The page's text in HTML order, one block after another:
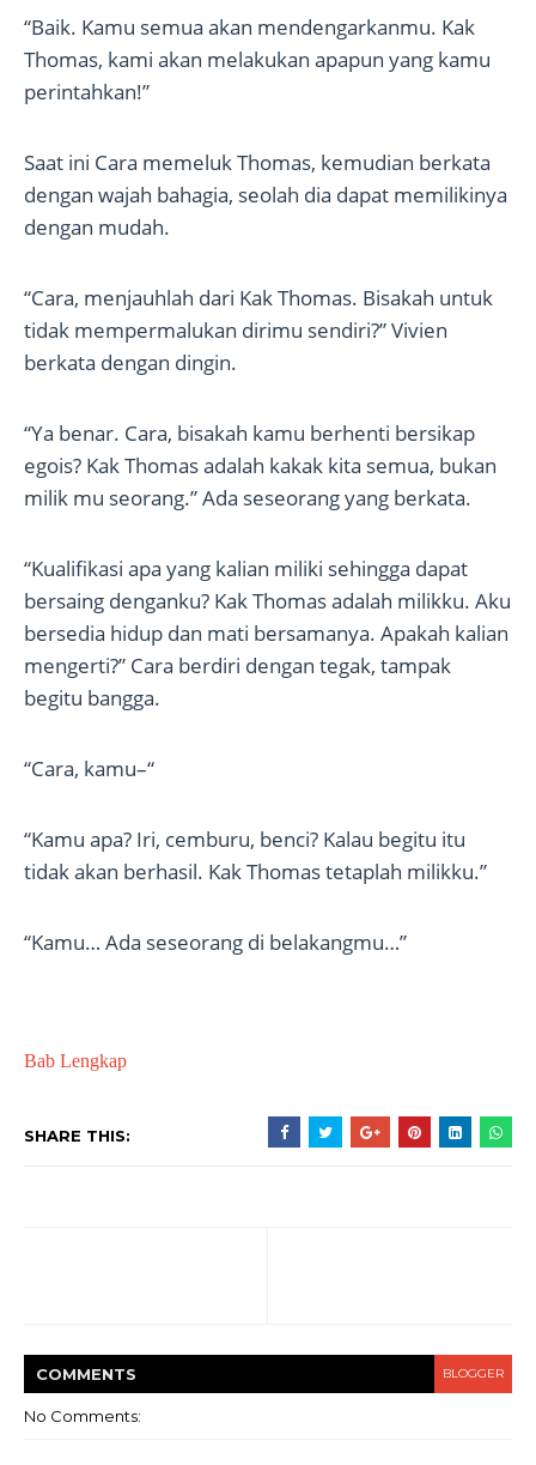
“Baik. Kamu semua akan mendengarkanmu. Kak
Thomas, kami akan melakukan apapun yang kamu
perintahkan!”
Saat ini Cara memeluk Thomas, kemudian berkata
dengan wajah bahagia, seolah dia dapat memilikinya
dengan mudah.
“Cara, menjauhlah dari Kak Thomas. Bisakah untuk
tidak mempermalukan dirimu sendiri?” Vivien
berkata dengan dingin.
“Ya benar. Cara, bisakah kamu berhenti bersikap
egois? Kak Thomas adalah kakak kita semua, bukan
milik mu seorang.” Ada seseorang yang berkata.
“Kualifikasi apa yang kalian miliki sehingga dapat
bersaing denganku? Kak Thomas adalah milikku. Aku
bersedia hidup dan mati bersamanya. Apakah kalian
mengerti?” Cara berdiri dengan tegak, tampak
begitu bangga.
“Cara, kamu–“
“Kamu apa? Iri, cemburu, benci? Kalau begitu itu
tidak akan berhasil. Kak Thomas tetaplah milikku.”
“Kamu… Ada seseorang di belakangmu…”
Bab Lengkap
SHARE THIS:
COMMENTS BLOGGER
No Comments: